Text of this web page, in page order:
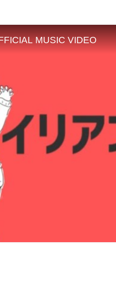
MUSIC VIDEO